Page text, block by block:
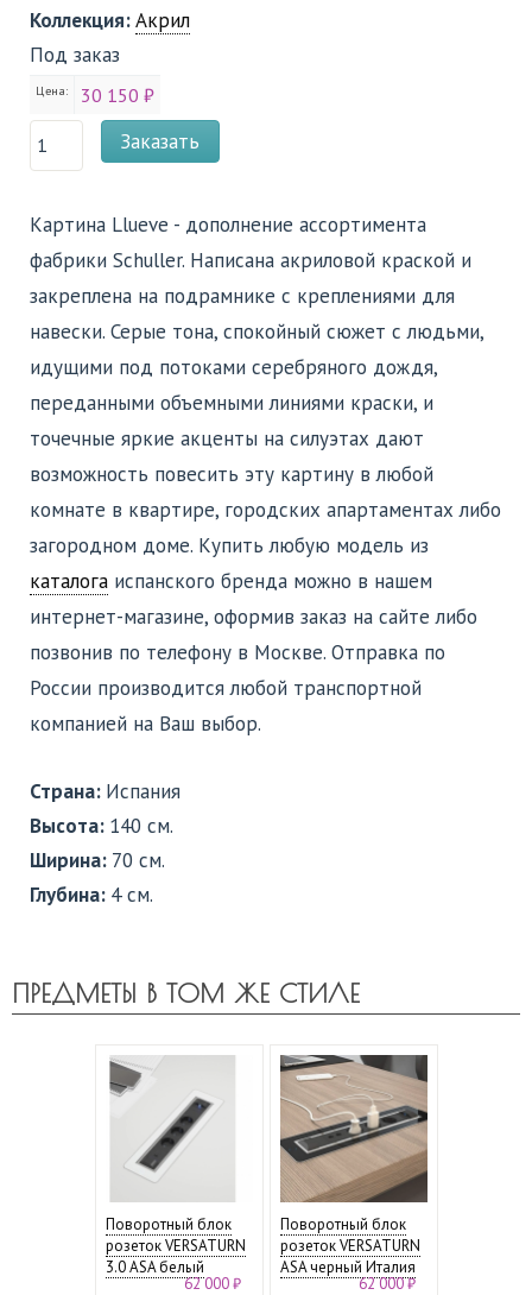
Коллекция:Акрил
Под заказ
Цена: 30 150 ₽
Заказать
Картина Llueve - дополнение ассортимента
фабрики Schuller. Написана акриловой краской и
закреплена на подрамнике с креплениями для
навески. Серые тона, спокойный сюжет с людьми,
идущими под потоками серебряного дождя,
переданными объемными линиями краски, и
точечные яркие акценты на силуэтах дают
возможность повесить эту картину в любой
комнате в квартире, городских апартаментах либо
загородном доме. Купить любую модель из
каталога испанского бренда можно в нашем
интернет-магазине, оформив заказ на сайте либо
позвонив по телефону в Москве. Отправка по
России производится любой транспортной
компанией на Ваш выбор.
Страна: Испания
Высота: 140 см.
Ширина: 70 см.
Глубина: 4 см.
ПРЕДМЕТЫ В ТОМ ЖЕ СТИЛЕ
Поворотный блок
розеток VERSATURN
3.0 ASA белый
62 000 ₽
Поворотный блок
розеток VERSATURN
ASA черный Италия
62 000 ₽